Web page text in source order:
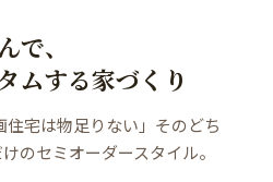
で、
ムする家づくり
住宅は物足りない」そのどち
のセミオーダースタイル。